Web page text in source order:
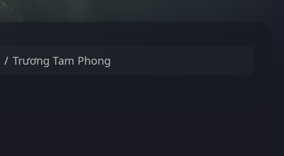
Trương Tam Phong